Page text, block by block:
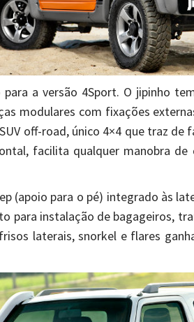
a versão 4Sport. O jipinho
modulares com fixações
off-road, único 4×4 que traz de
facilita qualquer manobra
(apoio para o pé) integrado às
para instalação de bagageiros,
laterais, snorkel e flares